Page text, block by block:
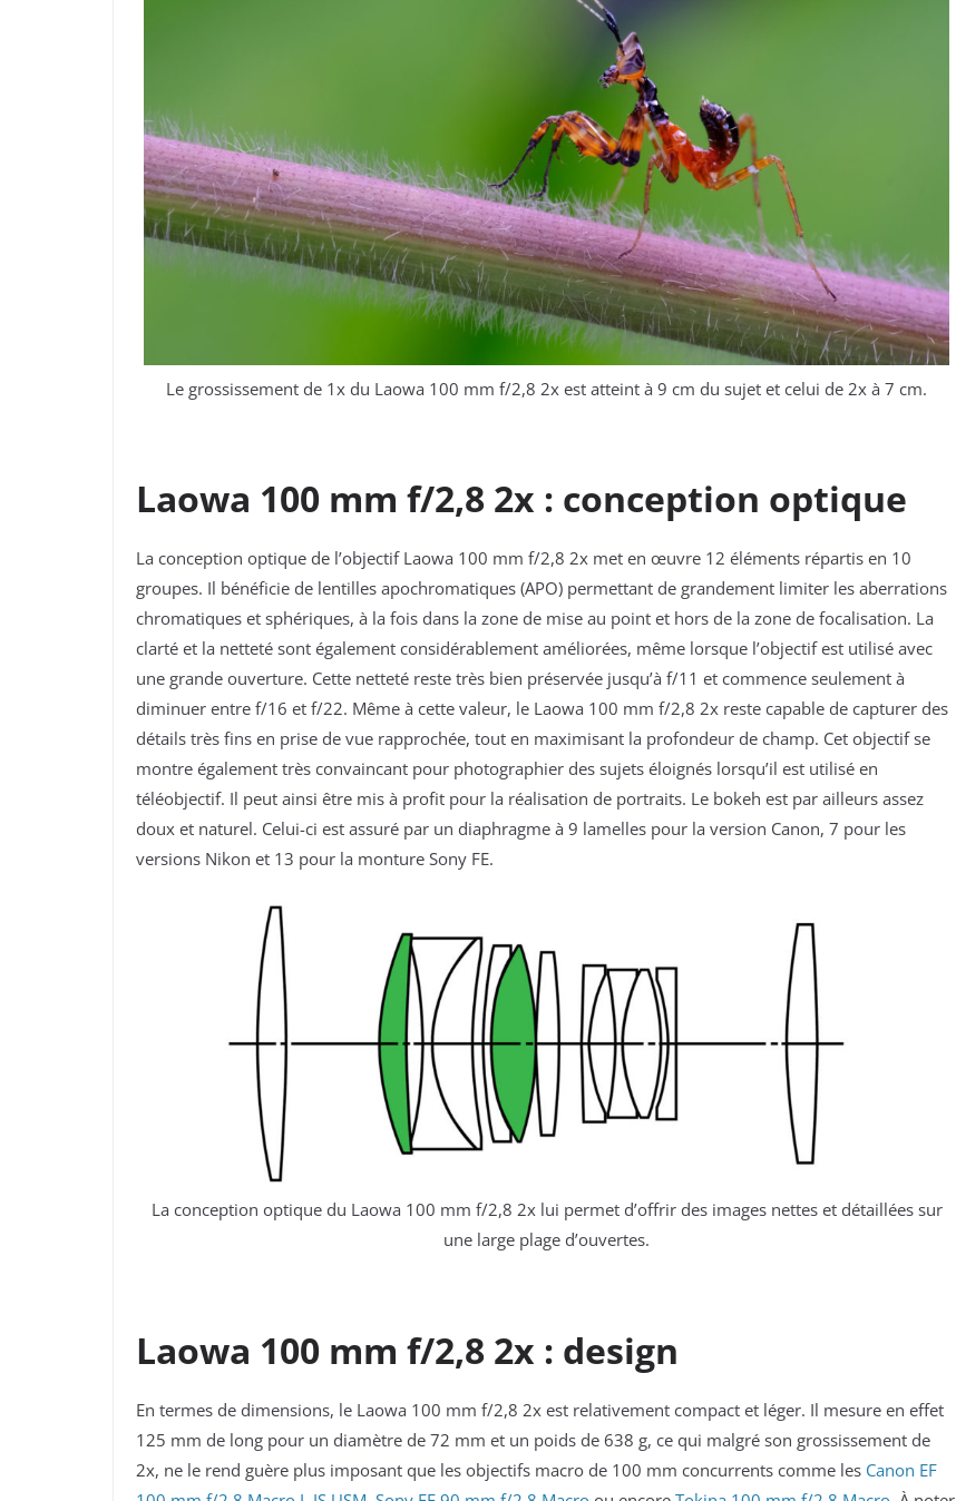
Le grossissement de 1x du Laowa 100 mm f/2,8 2x est atteint à 9 cm du sujet et celui de 2x à 7 cm.
Laowa 100 mm f/2,8 2x : conception optique
La conception optique de l’objectif Laowa 100 mm f/2,8 2x met en œuvre 12 éléments répartis en 10
groupes. Il bénéficie de lentilles apochromatiques (APO) permettant de grandement limiter les aberrations
chromatiques et sphériques, à la fois dans la zone de mise au point et hors de la zone de focalisation. La
clarté et la netteté sont également considérablement améliorées, même lorsque l’objectif est utilisé avec
une grande ouverture. Cette netteté reste très bien préservée jusqu’à f/11 et commence seulement à
diminuer entre f/16 et f/22. Même à cette valeur, le Laowa 100 mm f/2,8 2x reste capable de capturer des
détails très fins en prise de vue rapprochée, tout en maximisant la profondeur de champ. Cet objectif se
montre également très convaincant pour photographier des sujets éloignés lorsqu’il est utilisé en
téléobjectif. Il peut ainsi être mis à profit pour la réalisation de portraits. Le bokeh est par ailleurs assez
doux et naturel. Celui-ci est assuré par un diaphragme à 9 lamelles pour la version Canon, 7 pour les
versions Nikon et 13 pour la monture Sony FE.
La conception optique du Laowa 100 mm f/2,8 2x lui permet d’offrir des images nettes et détaillées sur
une large plage d’ouvertes.
Laowa 100 mm f/2,8 2x : design
En termes de dimensions, le Laowa 100 mm f/2,8 2x est relativement compact et léger. Il mesure en effet
125 mm de long pour un diamètre de 72 mm et un poids de 638 g, ce qui malgré son grossissement de
2x, ne le rend guère plus imposant que les objectifs macro de 100 mm concurrents comme les Canon EF